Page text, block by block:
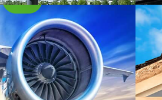
para vedação
explora as vantagens,
uso adequado, pontas,
e considerações de
à folha de alumínio